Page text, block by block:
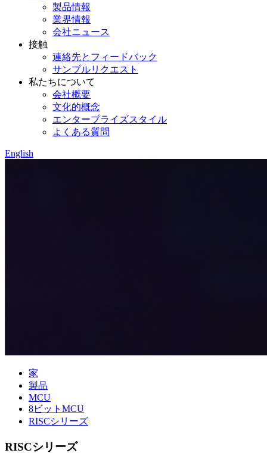
製品情報
業界情報
会社ニュース
接触
連絡先とフィードバック
サンプルリクエスト
私たちについて
会社概要
文化的概念
エンタープライズスタイル
よくある質問
English
家
製品
MCU
8ビットMCU
RISCシリーズ
RISCシリーズ